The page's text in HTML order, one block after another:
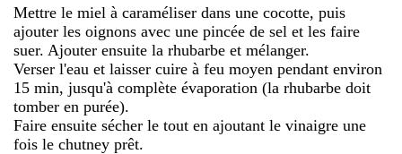
Mettre le miel à caraméliser dans une cocotte, puis
ajouter les oignons avec une pincée de sel et les faire
suer. Ajouter ensuite la rhubarbe et mélanger.
Verser l'eau et laisser cuire à feu moyen pendant environ
15 min, jusqu'à complète évaporation (la rhubarbe doit
tomber en purée).
Faire ensuite sécher le tout en ajoutant le vinaigre une
fois le chutney prêt.